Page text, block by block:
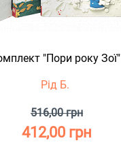
"Пори року Зої"
Рід Б.
516,00 грн
412,00 грн